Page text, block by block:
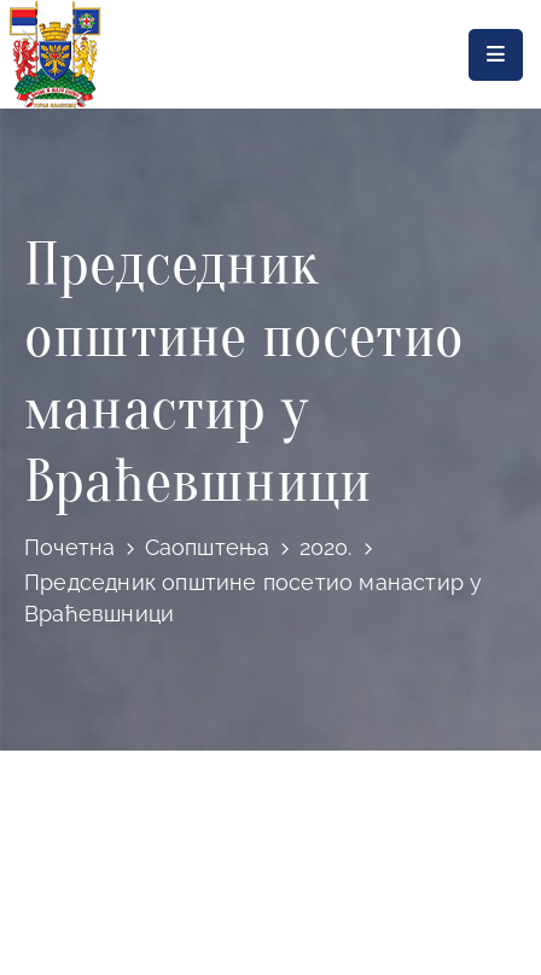
Насловна
Општинска
управа
Актуелности
Горњи
Милановац
Председник
општине посетио
манастир у
Враћевшници
Почетна Саопштења
2020.
Председник општине посетио манастир у
Враћевшници